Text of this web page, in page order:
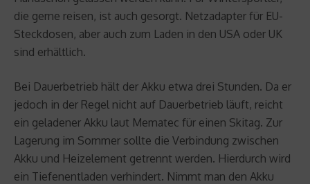
die gerne reisen, ist auch gesorgt. Netzadapter für EU-
Steckdosen, aber auch zum Laden in den USA oder UK
sind erhältlich.
Bei Dauerbetrieb hält der Akku etwa drei Stunden. Da er
jedoch in der Regel nicht auf Dauerbetrieb läuft, reicht
ein geladener Akku laut Mematec für einen Skitag. Zur
Lagerung im Sommer sollte die Verbindung zwischen
Akku und Heizelement getrennt werden. Hierdurch wird
ein Tiefenentladen verhindert. Nimmt man den Akku